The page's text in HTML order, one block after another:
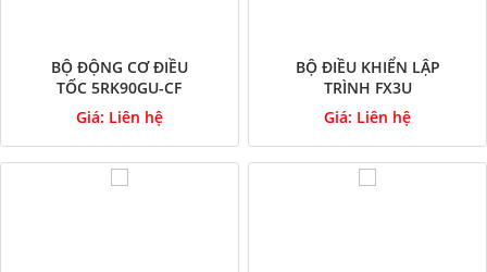
BỘ ĐỘNG CƠ ĐIỀU
TỐC 5RK90GU-CF
Giá: Liên hệ
BỘ ĐIỀU KHIỂN LẬP
TRÌNH FX3U
Giá: Liên hệ